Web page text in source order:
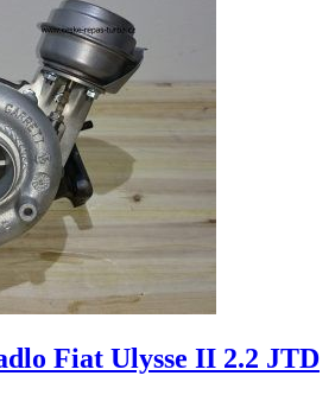
Fiat Ulysse II 2.2 JTD